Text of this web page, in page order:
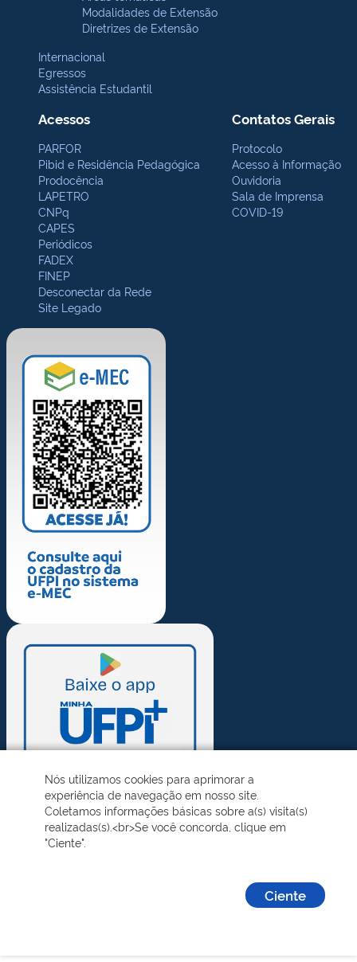
Modalidades de Extensão
Diretrizes de Extensão
Internacional
Egressos
Assistência Estudantil
Acessos
PARFOR
Pibid e Residência Pedagógica
Prodocência
LAPETRO
CNPq
CAPES
Periódicos
FADEX
FINEP
Desconectar da Rede
Site Legado
Contatos Gerais
Protocolo
Acesso à Informação
Ouvidoria
Sala de Imprensa
COVID-19
Nós utilizamos cookies para aprimorar a
experiência de navegação em nosso site.
Coletamos informações básicas sobre a(s) visita(s)
realizadas(s).<br>Se você concorda, clique em
"Ciente".
Ciente